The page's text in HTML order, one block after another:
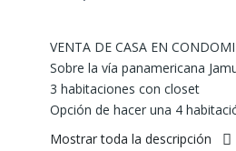
VENTA DE CASA EN
Sobre la vía panamericana
3 habitaciones con closet
Opción de hacer una 4
3 baños
Mostrar toda la descripción